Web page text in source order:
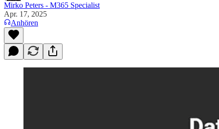
Mirko Peters - M365 Specialist
Apr. 17, 2025
Anhören